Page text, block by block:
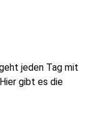
jeden Tag mit
gibt es die